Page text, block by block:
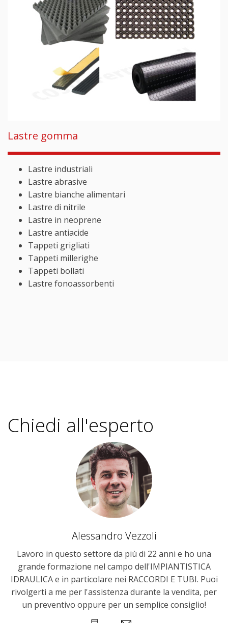
Lastre gomma
Lastre industriali
Lastre abrasive
Lastre bianche alimentari
Lastre di nitrile
Lastre in neoprene
Lastre antiacide
Tappeti grigliati
Tappeti millerighe
Tappeti bollati
Lastre fonoassorbenti
Chiedi all'esperto
Alessandro Vezzoli
Lavoro in questo settore da più di 22 anni e ho una
grande formazione nel campo dell'IMPIANTISTICA
IDRAULICA e in particolare nei RACCORDI E TUBI. Puoi
rivolgerti a me per l'assistenza durante la vendita, per
un preventivo oppure per un semplice consiglio!